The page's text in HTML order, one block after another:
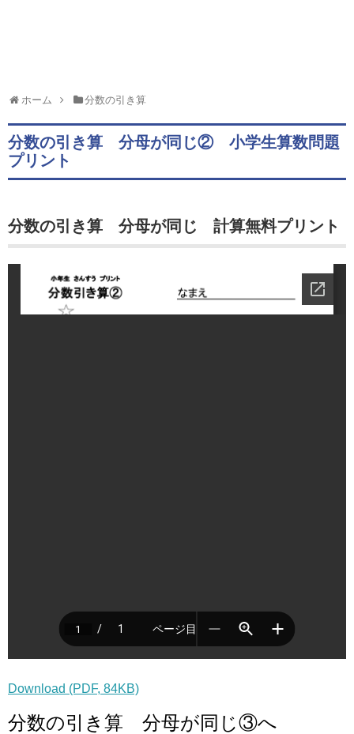
ホーム 分数の引き算
分数の引き算 分母が同じ② 小学生算数問題
プリント
分数の引き算 分母が同じ 計算無料プリント
Download (PDF, 84KB)
分数の引き算 分母が同じ③へ